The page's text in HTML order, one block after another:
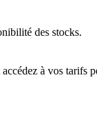
des stocks.
à vos tarifs